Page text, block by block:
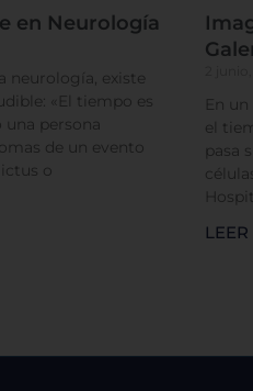
en Neurología
neurología, existe
«El tiempo es
una persona
de un evento
o
En
el
pasa
LEER